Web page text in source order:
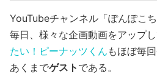
YouTubeチャンネル「ぽんぽこ
毎日、様々な企画動画をアップし
たい！ピーナッツくん もほぼ毎
あくまでゲスト である。